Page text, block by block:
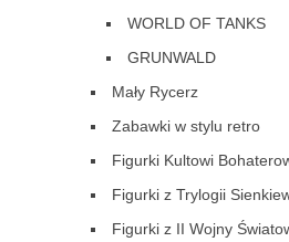
WORLD OF TANKS
GRUNWALD
Mały Rycerz
Zabawki w stylu retro
Figurki Kultowi
Figurki z Trylogii
Figurki z II Wojny